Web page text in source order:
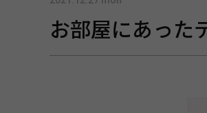
お部屋にあった